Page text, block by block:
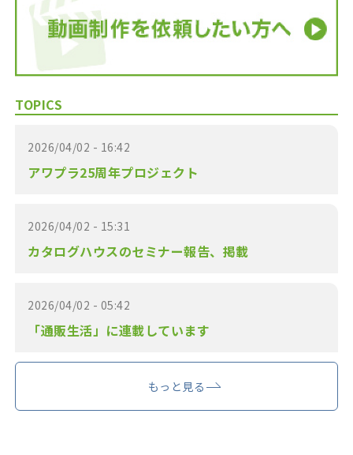
TOPICS
2026/04/02 - 16:42
アワプラ25周年プロジェクト
2026/04/02 - 15:31
カタログハウスのセミナー報告、掲載
2026/04/02 - 05:42
「通販生活」に連載しています
もっと見る